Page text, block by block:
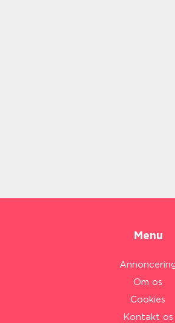
Menu
Om os
Cookies
Kontakt os